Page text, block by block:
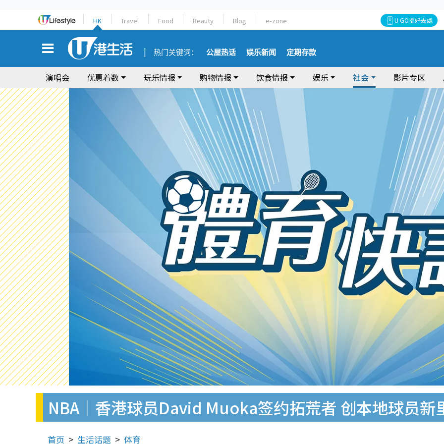
HK Travel Food Beauty Blog e-zone U GO搵好去處
热门关键词： 公屋热话 娱乐新闻 定期存款
演唱会 优惠着数 玩乐情报 购物情报 饮食情报 娱乐 社会 影片专区
NBA｜香港球员David Muoka签约拓荒者 创本地球员新
首页 生活话题 体育